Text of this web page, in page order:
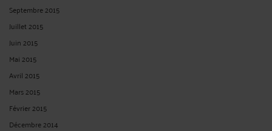
Septembre 2015
Juillet 2015
Juin 2015
Mai 2015
Avril 2015
Mars 2015
Février 2015
Décembre 2014